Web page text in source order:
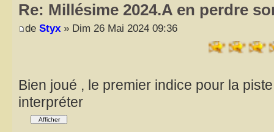
Re: Millésime 2024.A en perdre
de Styx » Dim 26 Mai 2024 09:36
Bien joué , le premier indice pour la
interpréter